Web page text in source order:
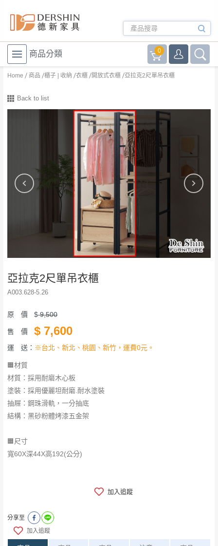
商品分類 0
Home 商品 櫃子 | 收納 衣櫃 開放式衣櫃 亞拉克2尺單吊衣櫃
Back to list
亞拉克2尺單吊衣櫃
A003.628-5.26
原 價 $9,500
售 價 $ 7,600
運 送： ※台北、新北、桃園、新竹，運費0元。
🟧材質
材質：採用耐磨木心板
塗裝：採用優麗坦耐磨.耐水塗裝
抽屜：鋼珠滑軌，一分抽底
結構：黑砂粉體烤漆五金架
🟧尺寸
​​​​​​​寬60X深44X高192(公分)
加入追蹤
分享至
加入追蹤